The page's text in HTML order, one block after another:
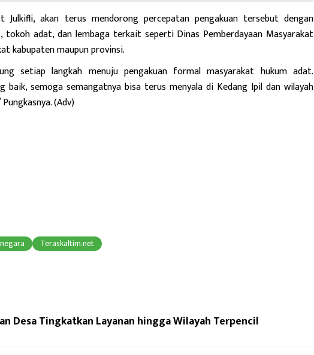
Julkifli, akan terus mendorong percepatan pengakuan tersebut dengan
tokoh adat, dan lembaga terkait seperti Dinas Pemberdayaan Masyarakat
kabupaten maupun provinsi.
setiap langkah menuju pengakuan formal masyarakat hukum adat.
baik, semoga semangatnya bisa terus menyala di Kedang Ipil dan wilayah
(Adv)
Teraskaltim.net
Desa Tingkatkan Layanan hingga Wilayah Terpencil